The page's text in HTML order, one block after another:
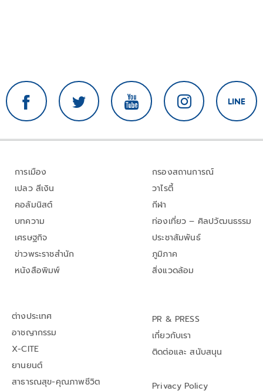
การเมือง
เปลว สีเงิน
คอลัมนิสต์
บทความ
เศรษฐกิจ
ข่าวพระราชสำนัก
หนังสือพิมพ์
กรองสถานการณ์
วาไรตี้
กีฬา
ท่องเที่ยว – ศิลปวัฒนธรรม
ประชาสัมพันธ์
ภูมิภาค
สิ่งแวดล้อม
ต่างประเทศ
อาชญากรรม
X-CITE
ยานยนต์
สาธารณสุข-คุณภาพชีวิต
PR & PRESS
เกี่ยวกับเรา
ติดต่อและ สนับสนุน
Privacy Policy